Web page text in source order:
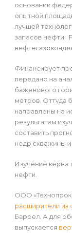
основании
опытной
лучшей
запасов нефти.
Финансирует
передано на
баженового
метров. Оттуда
направлены на
результатам
составить
недр скважины
Изучение керна
нефти.
ООО
расширители из
Баррел. А для
выпускается